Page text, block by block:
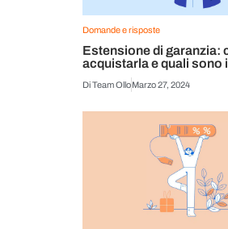
Domande e risposte
Estensione di garanzia:
acquistarla e quali sono
DiTeam OlloMarzo 27, 2024